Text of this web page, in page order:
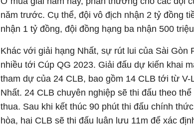
năm trước. Cụ thể, đội vô địch nhận 2 tỷ đồng
nhận 1 tỷ đồng, đội đồng hạng ba nhận 500
Khác với giải hạng Nhất, sự rút lui của Sài Gòn
nhiều tới Cúp QG 2023. Giải đấu dự kiến khai
tham dự của 24 CLB, bao gồm 14 CLB tới từ V-
Nhất. 24 CLB chuyên nghiệp sẽ thi đấu theo
thua. Sau khi kết thúc 90 phút thi đấu chính
hòa, hai CLB sẽ thi đấu luân lưu 11m để xác